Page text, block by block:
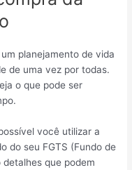
planejamento de vida
de uma vez por todas.
o que pode ser
você utilizar a
do seu FGTS (Fundo de
que podem